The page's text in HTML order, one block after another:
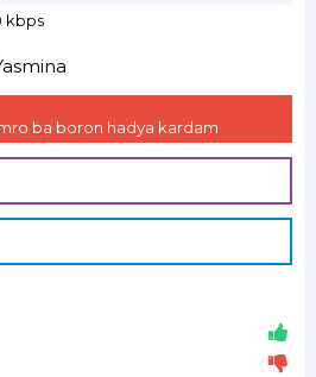
kbps
ba boron hadya kardam